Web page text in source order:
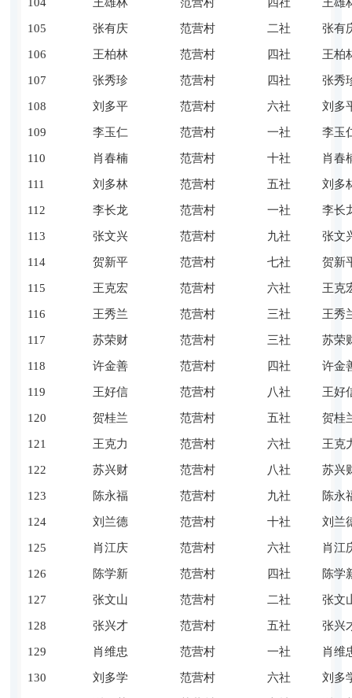
105 张有庆 范营村 二社 张有
106 王柏林 范营村 四社 王柏
107 张秀珍 范营村 四社 张秀
108 刘多平 范营村 六社 刘多
109 李玉仁 范营村 一社 李玉
110 肖春楠 范营村 十社 肖春
111 刘多林 范营村 五社 刘多
112 李长龙 范营村 一社 李长
113 张文兴 范营村 九社 张文
114 贺新平 范营村 七社 贺新
115 王克宏 范营村 六社 王克
116 王秀兰 范营村 三社 王秀
117 苏荣财 范营村 三社 苏荣
118 许金善 范营村 四社 许金
119 王好信 范营村 八社 王好
120 贺桂兰 范营村 五社 贺桂
121 王克力 范营村 六社 王克
122 苏兴财 范营村 八社 苏兴
123 陈永福 范营村 九社 陈永
124 刘兰德 范营村 十社 刘兰
125 肖江庆 范营村 六社 肖江
126 陈学新 范营村 四社 陈学
127 张文山 范营村 二社 张文
128 张兴才 范营村 五社 张兴
129 肖维忠 范营村 一社 肖维
130 刘多学 范营村 六社 刘多